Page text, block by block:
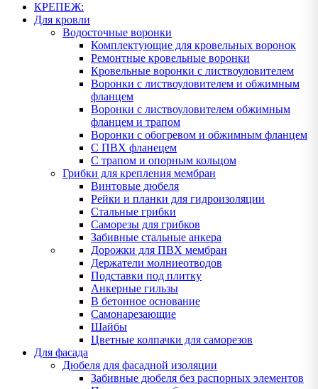
КРЕПЕЖ:
Для кровли
Водосточные воронки
Комплектующие для кровельных воронок
Ремонтные кровельные воронки
Кровельные воронки с листвоуловителем
Воронки с листвоуловителем и обжимным
фланцем
Воронки с листвоуловителем обжимным
фланцем и трапом
Воронки с обогревом и обжимным фланцем
С ПВХ фланецем
С трапом и опорным кольцом
Грибки для крепления мембран
Винтовые дюбеля
Рейки и планки для гидроизоляции
Стальные грибки
Саморезы для грибков
Забивные стальные анкера
Дорожки для ПВХ мембран
Держатели молниеотводов
Подставки под плитку
Анкерные гильзы
В бетонное основание
Самонарезающие
Шайбы
Цветные колпачки для саморезов
Для фасада
Дюбеля для фасадной изоляции
Забивные дюбеля без распорных элементов